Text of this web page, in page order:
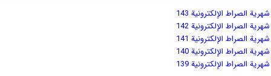
شهریة الصراط الإلكترونية 143
شهریة الصراط الإلكترونية 142
شهریة الصراط الإلكترونية 141
شهریة الصراط الإلكترونية 140
شهریة الصراط الإلكترونية 139